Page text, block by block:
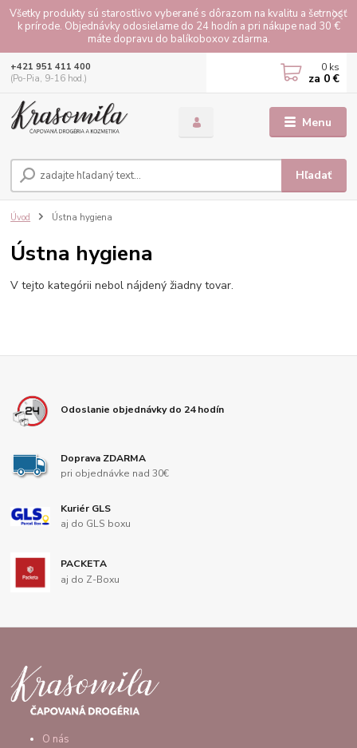
Všetky produkty sú starostlivo vyberané s dôrazom na kvalitu a šetrnosť
k prírode. Objednávky odosielame do 24 hodín a pri nákupe nad 30 €
máte dopravu do balíkoboxov zdarma.
Menu
Hľadať
+421 951 411 400
(Po-Pia, 9-16 hod.)
0 ks
za 0 €
Úvod Ústna hygiena
Ústna hygiena
V tejto kategórii nebol nájdený žiadny tovar.
Odoslanie objednávky do 24 hodín
Doprava ZDARMA
pri objednávke nad 30€
Kuriér GLS
aj do GLS boxu
PACKETA
aj do Z-Boxu
O nás